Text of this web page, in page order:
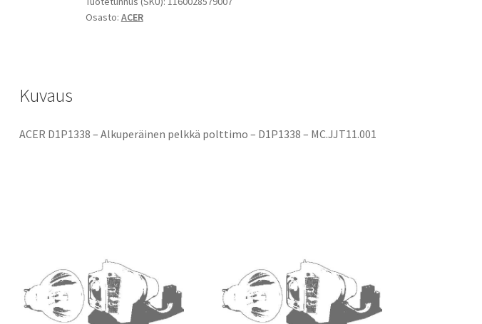
polttimo
Osasto: ACER
Kuvaus
ACER D1P1338 – Alkuperäinen pelkkä polttimo – D1P1338 – MC.JJT11.001